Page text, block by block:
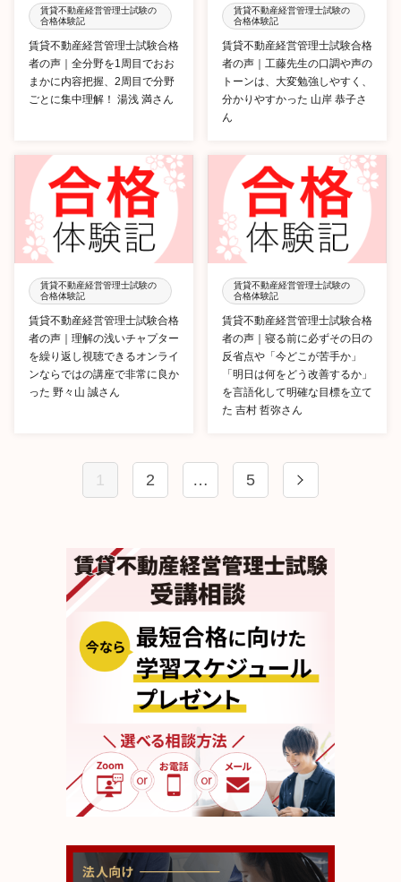
賃貸不動産経営管理士試験の
合格体験記
賃貸不動産経営管理士試験合格
者の声｜全分野を1周目でおお
まかに内容把握、2周目で分野
ごとに集中理解！ 湯浅 満さん
賃貸不動産経営管理士試験の
合格体験記
賃貸不動産経営管理士試験合格
者の声｜工藤先生の口調や声の
トーンは、大変勉強しやすく、
分かりやすかった 山岸 恭子さ
ん
賃貸不動産経営管理士試験の
合格体験記
賃貸不動産経営管理士試験合格
者の声｜理解の浅いチャプター
を繰り返し視聴できるオンライ
ンならではの講座で非常に良か
った 野々山 誠さん
賃貸不動産経営管理士試験の
合格体験記
賃貸不動産経営管理士試験合格
者の声｜寝る前に必ずその日の
反省点や「今どこが苦手か」
「明日は何をどう改善するか」
を言語化して明確な目標を立て
た 吉村 哲弥さん
1 2 … 5